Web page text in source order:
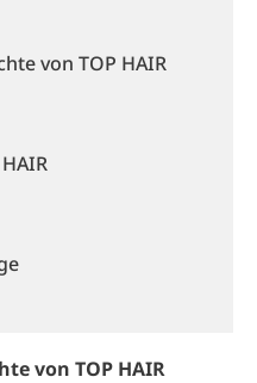
von TOP HAIR
von TOP HAIR